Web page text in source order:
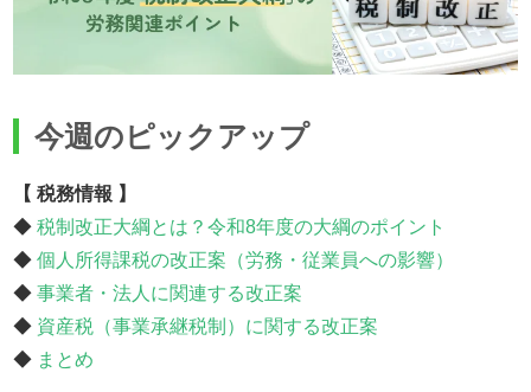
今週のピックアップ
【 税務情報 】
◆税制改正大綱とは？令和8年度の大綱のポイント
◆個人所得課税の改正案（労務・従業員への影響）
◆事業者・法人に関連する改正案
◆ 資産税（事業承継税制）に関する改正案
◆ まとめ